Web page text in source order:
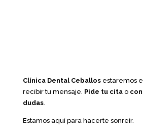
Clínica Dental Ceballosestaremos
recibir tu mensaje. Pide tu citao
dudas.
Estamos aquí para hacerte sonreír.